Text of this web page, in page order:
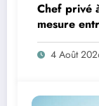
Chef privé
mesure
4 Août